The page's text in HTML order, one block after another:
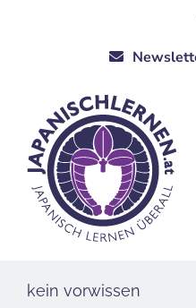
kein vorwissen